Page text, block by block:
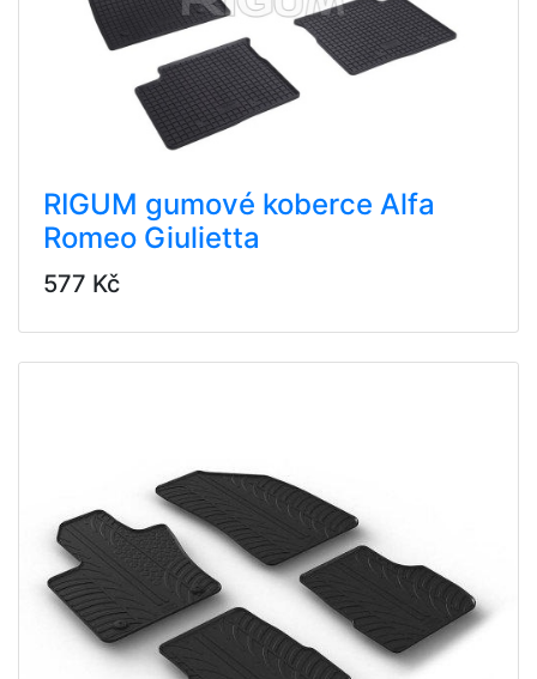
RIGUM gumové koberce Alfa
Romeo Giulietta
577 Kč